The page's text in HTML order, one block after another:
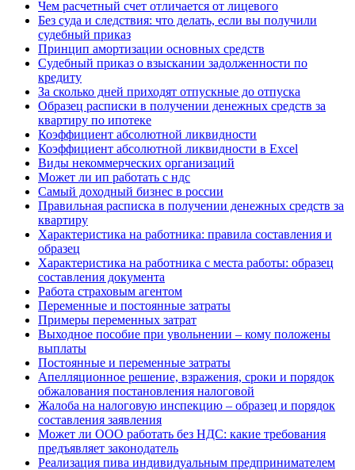
Чем расчетный счет отличается от лицевого
Без суда и следствия: что делать, если вы получили
судебный приказ
Принцип амортизации основных средств
Судебный приказ о взыскании задолженности по
кредиту
За сколько дней приходят отпускные до отпуска
Образец расписки в получении денежных средств за
квартиру по ипотеке
Коэффициент абсолютной ликвидности
Коэффициент абсолютной ликвидности в Excel
Виды некоммерческих организаций
Может ли ип работать с ндс
Самый доходный бизнес в россии
Правильная расписка в получении денежных средств за
квартиру
Характеристика на работника: правила составления и
образец
Характеристика на работника с места работы: образец
составления документа
Работа страховым агентом
Переменные и постоянные затраты
Примеры переменных затрат
Выходное пособие при увольнении – кому положены
выплаты
Постоянные и переменные затраты
Апелляционное решение, взражения, сроки и порядок
обжалования постановления налоговой
Жалоба на налоговую инспекцию – образец и порядок
составления заявления
Может ли ООО работать без НДС: какие требования
предъявляет законодатель
Реализация пива индивидуальным предпринимателем